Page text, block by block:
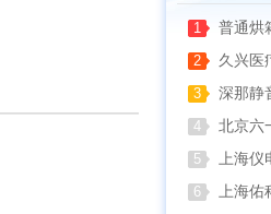
1 普通烘
2 久兴医疗高
3 深那静音超声
4 北京六一电泳仪完
5 上海仪
6 上海佑